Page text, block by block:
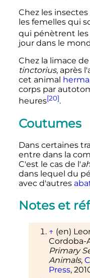
Chez les
les femelles qui
qui pénètrent les
jour dans le
Chez la limace
tinctorius, après
cet animal
corps par
heures[20].
Coutumes
Dans certaines
entre dans la
C'est le cas de l'
dans lequel du
avec d'autres
Notes et
↑ (en)
Cordoba-
Primary
Animals,
Press,